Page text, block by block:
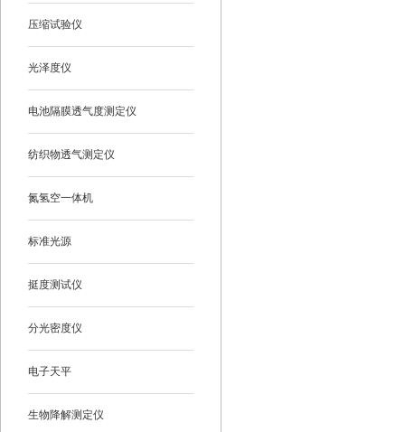
压缩试验仪
光泽度仪
电池隔膜透气度测定仪
纺织物透气测定仪
氮氢空一体机
标准光源
挺度测试仪
分光密度仪
电子天平
生物降解测定仪